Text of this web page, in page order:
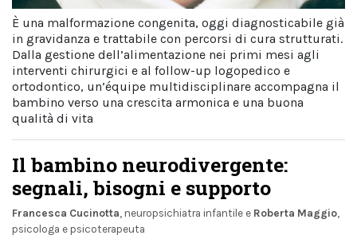
È una malformazione congenita, oggi diagnosticabile già
in gravidanza e trattabile con percorsi di cura strutturati.
Dalla gestione dell’alimentazione nei primi mesi agli
interventi chirurgici e al follow-up logopedico e
ortodontico, un’équipe multidisciplinare accompagna il
bambino verso una crescita armonica e una buona
qualità di vita
Il bambino neurodivergente:
segnali, bisogni e supporto
Francesca Cucinotta , neuropsichiatra infantile e Roberta Maggio
psicologa e psicoterapeuta